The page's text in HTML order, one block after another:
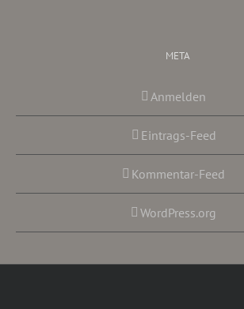
META
Anmelden
Eintrags-Feed
Kommentar-Feed
WordPress.org